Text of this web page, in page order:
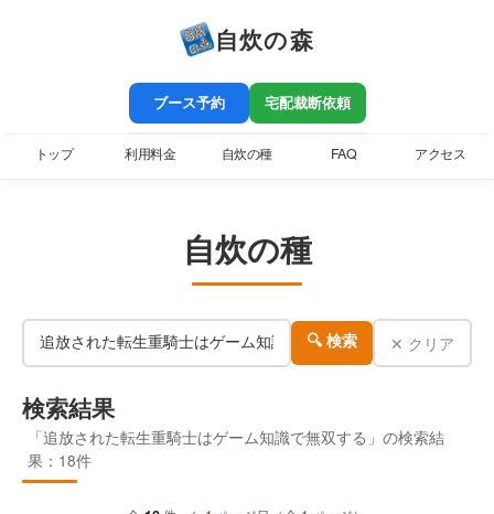
自炊の森
ブース予約 宅配裁断依頼
トップ 利用料金 自炊の種 FAQ アクセス
自炊の種
🔍 検索 ✕ クリア
検索結果
「追放された転生重騎士はゲーム知識で無双する」の検索結
果：18件